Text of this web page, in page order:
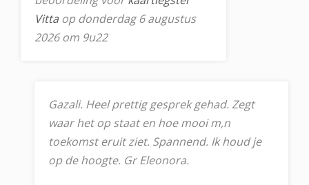
Vitta op donderdag 6 augustus
2026 om 9u22
Gazali. Heel prettig gesprek gehad. Zegt
waar het op staat en hoe mooi m,n
toekomst eruit ziet. Spannend. Ik houd je
op de hoogte. Gr Eleonora.